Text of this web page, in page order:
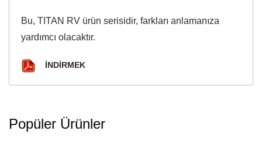
Bu, TITAN RV ürün serisidir, farkları anlamanıza
yardımcı olacaktır.
İNDIRMEK
Popüler Ürünler